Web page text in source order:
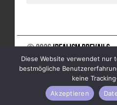
© 2026Idealism Prevails
UNTERSTÜTZE UNS
Diese Website verwendet nur
bestmögliche
keine
Akzeptieren